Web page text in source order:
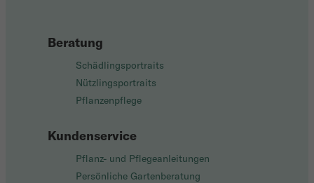
Beratung
Schädlingsportraits
Nützlingsportraits
Pflanzenpflege
Kundenservice
Pflanz- und Pflegeanleitungen
Persönliche Gartenberatung